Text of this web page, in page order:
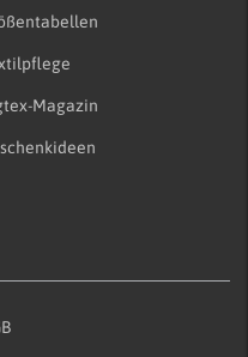
Magazin